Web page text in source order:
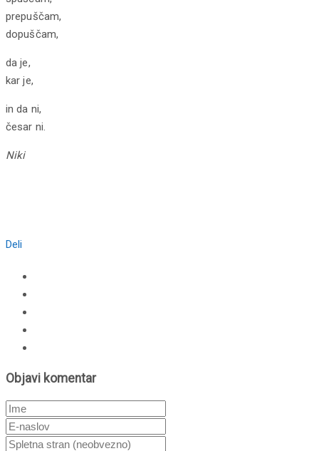
prepuščam,
dopuščam,
da je,
kar je,
in da ni,
česar ni.
Niki
Deli
Objavi komentar